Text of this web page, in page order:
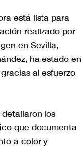
está lista para
realizado por
en Sevilla,
ha estado en
al esfuerzo
los
que documenta
a color y